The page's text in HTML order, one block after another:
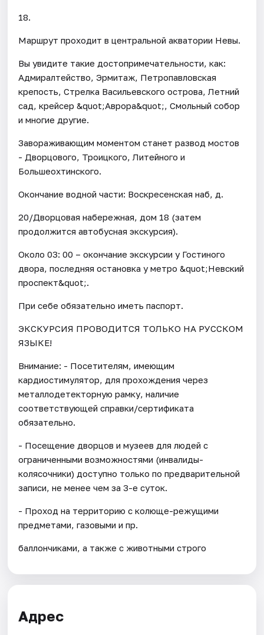
18.
Маршрут проходит в центральной акватории Невы.
Вы увидите такие достопримечательности, как:
Адмиралтейство, Эрмитаж, Петропавловская
крепость, Стрелка Васильевского острова, Летний
сад, крейсер &quot;Аврора&quot;, Смольный собор
и многие другие.
Завораживающим моментом станет развод мостов
- Дворцового, Троицкого, Литейного и
Большеохтинского.
Окончание водной части: Воскресенская наб, д.
20/Дворцовая набережная, дом 18 (затем
продолжится автобусная экскурсия).
Около 03: 00 – окончание экскурсии у Гостиного
двора, последняя остановка у метро &quot;Невский
проспект&quot;.
При себе обязательно иметь паспорт.
ЭКСКУРСИЯ ПРОВОДИТСЯ ТОЛЬКО НА РУССКОМ
ЯЗЫКЕ!
Внимание: - Посетителям, имеющим
кардиостимулятор, для прохождения через
металлодетекторную рамку, наличие
соответствующей справки/сертификата
обязательно.
- Посещение дворцов и музеев для людей с
ограниченными возможностями (инвалиды-
колясочники) доступно только по предварительной
записи, не менее чем за 3-е суток.
- Проход на территорию с колюще-режущими
предметами, газовыми и пр.
баллончиками, а также с животными строго
Адрес